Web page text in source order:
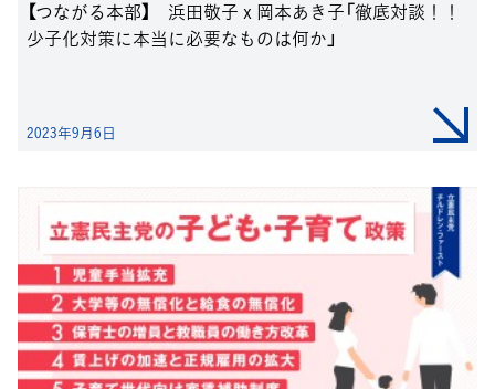
【つながる本部】 浜田敬子ｘ岡本あき子「徹底対談！！
少子化対策に本当に必要なものは何か」
2023年9月6日